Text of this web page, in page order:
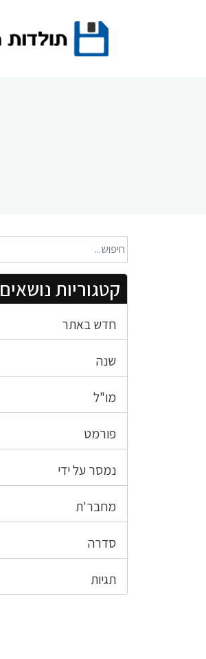
טקסט חופשי...
קטגוריות נושאים
חדש באתר
שנה
מו"ל
פורמט
נמסר על ידי
מחבר'ת
סדרה
תגיות